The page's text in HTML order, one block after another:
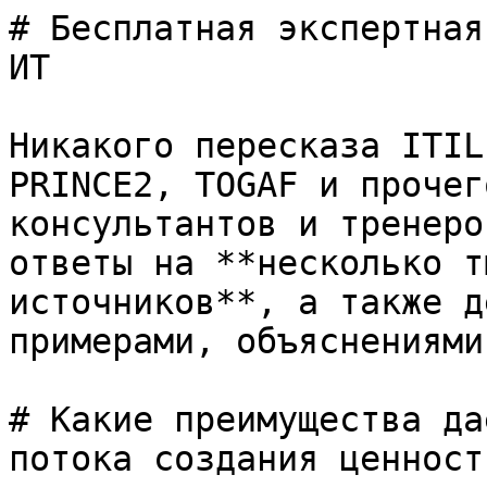
# Бесплатная
ИТ
Никакого пересказа
PRINCE2, TOGAF и
консультантов и
ответы на **несколько
источников**, а также
примерами,
# Какие преимущества
потока создания